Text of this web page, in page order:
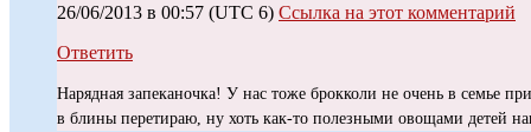
26/06/2013 в 00:57 (UTC 6) Ссылка на этот комментарий
Ответить
Нарядная запеканочка! У нас тоже брокколи не очень в семье
в блины перетираю, ну хоть как-то полезными овощами детей